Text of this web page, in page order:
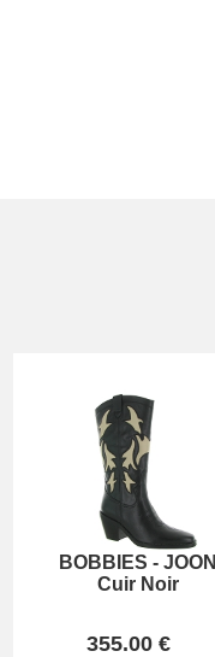
BOBBIES - JOON
Cuir Noir
355.00 €